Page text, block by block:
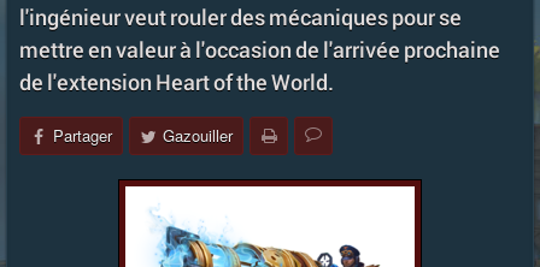
l'ingénieur veut rouler des mécaniques pour se
mettre en valeur à l'occasion de l'arrivée prochaine
de l'extension Heart of the World.
Partager Gazouiller